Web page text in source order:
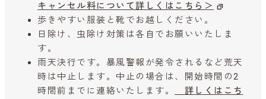
キャンセル料について詳しくはこちら＞
歩きやすい服装と靴でお越しください。
日除け、虫除け対策は各自でお願いいたしま
す。
雨天決行です。暴風警報が発令されるなど荒天
時は中止します。中止の場合は、開始時間の2
時間前までに連絡いたします。
詳しくはこち